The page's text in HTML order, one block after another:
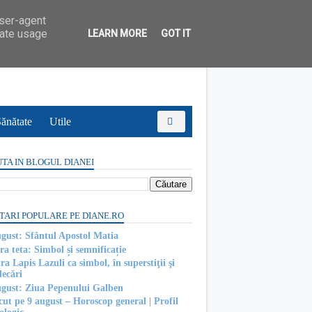
Utile
IN BLOGUL DIANEI
POPULARE PE DIANE.RO
Sfântul Apostol Matia
teta: Simbol și semnificație
Lapis Lazuli ca simbol, în superstiţii şi
Ziua Pepenului Galben
pe 9 august – Horoscop general | Profil
agent
usage
LEARN MORE GOT IT